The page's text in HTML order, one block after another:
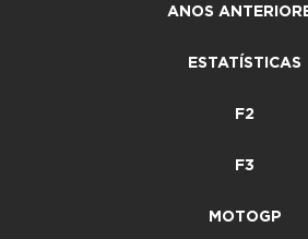
ANOS
ESTATÍSTICAS
F2
F3
MOTOGP